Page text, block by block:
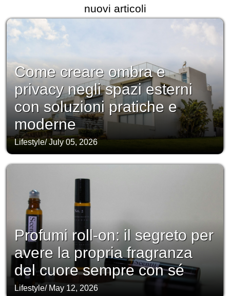
nuovi articoli
Come creare ombra e
privacy negli spazi esterni
con soluzioni pratiche e
moderne
Lifestyle/July 05, 2026
Profumi roll-on: il segreto per
avere la propria fragranza
del cuore sempre con sé
Lifestyle/ May 12, 2026